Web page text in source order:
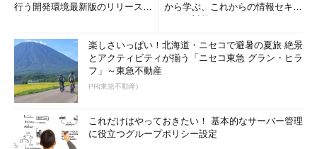
行う開発環境最新版のリリースを
発表
から学ぶ、これからの情報セキュ
リティ対策
楽しさいっぱい！北海道・ニセコで避暑の夏旅 絶景
とアクティビティが揃う「ニセコ東急 グラン・ヒラ
フ」～東急不動産
PR(東急不動産)
これだけはやっておきたい！ 基本的なサーバー管理
に役立つグループポリシー設定